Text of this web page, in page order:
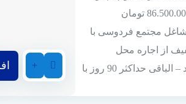
مجتمع فردوسی با
نحوه پرداخت: 50% نقد – الباقی حداکثر 90 روز با